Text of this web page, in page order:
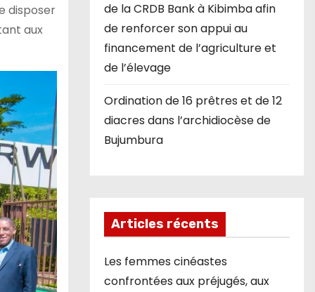
disposer
aux
de la CRDB Bank à Kibimba afin
de renforcer son appui au
financement de l’agriculture et
de l’élevage
Ordination de 16 prêtres et de 12
diacres dans l’archidiocèse de
Bujumbura
Articles récents
Les femmes cinéastes
confrontées aux préjugés, aux